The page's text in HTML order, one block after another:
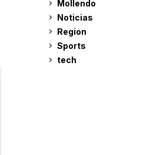
Mollendo
Noticias
Region
Sports
tech